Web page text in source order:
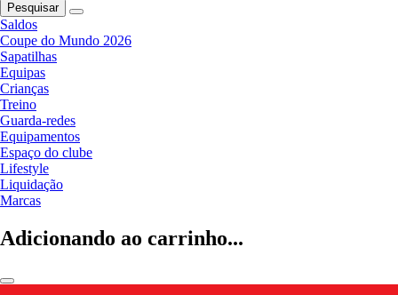
Pesquisar
Saldos
Coupe do Mundo 2026
Sapatilhas
Equipas
Crianças
Treino
Guarda-redes
Equipamentos
Espaço do clube
Lifestyle
Liquidação
Marcas
Adicionando ao carrinho...